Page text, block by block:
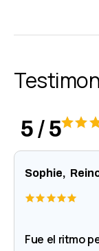
5 / 5
Sophie,
Fue el ritmo